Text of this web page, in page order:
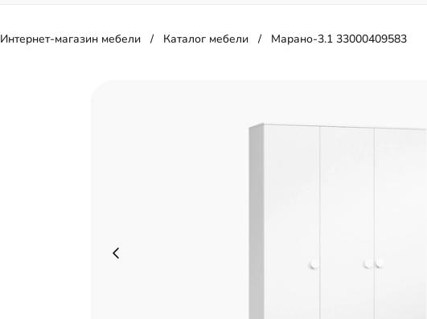
Для гостиной
Интернет-магазин мебели Каталог мебели Марано-3.1 33000409583